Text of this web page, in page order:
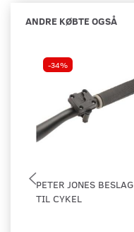
ANDRE KØBTE OGSÅ
-34%
PETER JONES BESLAG
TIL CYKEL